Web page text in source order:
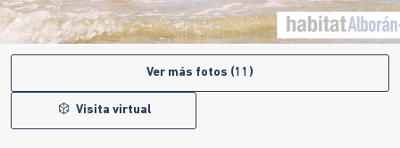
Ver más fotos (11)
Visita virtual